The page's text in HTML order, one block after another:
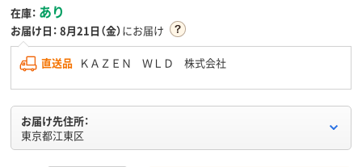
在庫： あり
お届け日： 8月21日（金）にお届け
直送品 ＫＡＺＥＮ ＷＬＤ 株式会社
お届け先住所：
東京都江東区